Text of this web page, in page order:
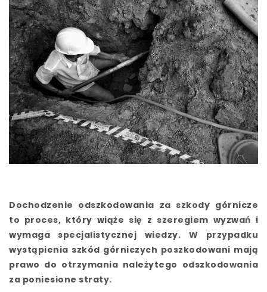
Dochodzenie odszkodowania za szkody górnicze
to proces, który wiąże się z szeregiem wyzwań i
wymaga specjalistycznej wiedzy. W przypadku
wystąpienia szkód górniczych poszkodowani mają
prawo do otrzymania należytego odszkodowania
za poniesione straty.